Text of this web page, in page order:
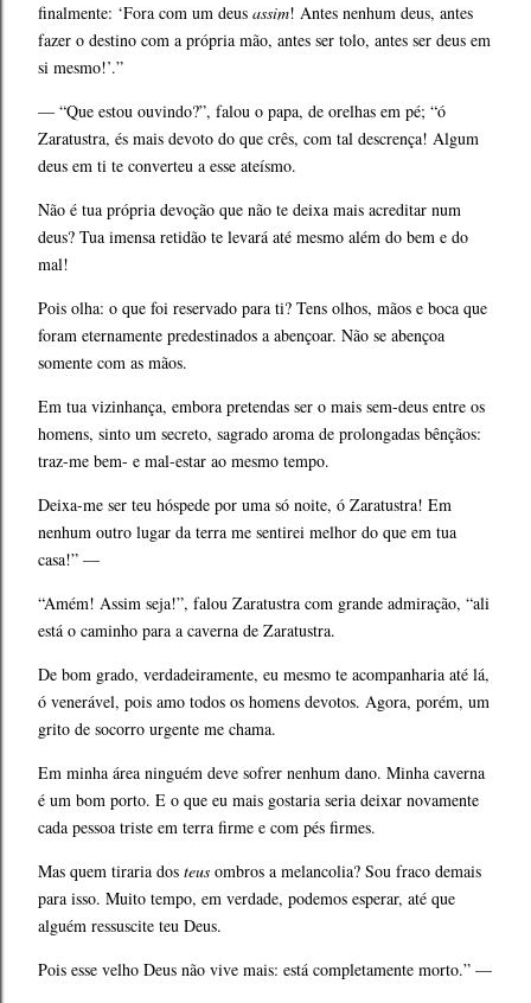
finalmente: ‘Fora com um deus assim! Antes nenhum deus, antes
fazer o destino com a própria mão, antes ser tolo, antes ser deus em
si mesmo!’.”
— “Que estou ouvindo?”, falou o papa, de orelhas em pé; “ó
Zaratustra, és mais devoto do que crês, com tal descrença! Algum
deus em ti te converteu a esse ateísmo.
Não é tua própria devoção que não te deixa mais acreditar num
deus? Tua imensa retidão te levará até mesmo além do bem e do
mal!
Pois olha: o que foi reservado para ti? Tens olhos, mãos e boca que
foram eternamente predestinados a abençoar. Não se abençoa
somente com as mãos.
Em tua vizinhança, embora pretendas ser o mais sem-deus entre os
homens, sinto um secreto, sagrado aroma de prolongadas bênçãos:
traz-me bem- e mal-estar ao mesmo tempo.
Deixa-me ser teu hóspede por uma só noite, ó Zaratustra! Em
nenhum outro lugar da terra me sentirei melhor do que em tua
casa!” —
“Amém! Assim seja!”, falou Zaratustra com grande admiração, “ali
está o caminho para a caverna de Zaratustra.
De bom grado, verdadeiramente, eu mesmo te acompanharia até lá,
ó venerável, pois amo todos os homens devotos. Agora, porém, um
grito de socorro urgente me chama.
Em minha área ninguém deve sofrer nenhum dano. Minha caverna
é um bom porto. E o que eu mais gostaria seria deixar novamente
cada pessoa triste em terra firme e com pés firmes.
Mas quem tiraria dos teus ombros a melancolia? Sou fraco demais
para isso. Muito tempo, em verdade, podemos esperar, até que
alguém ressuscite teu Deus.
Pois esse velho Deus não vive mais: está completamente morto.” —